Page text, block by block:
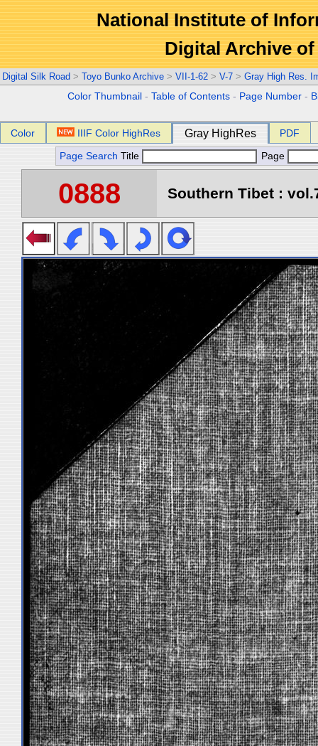
National Institute of
Digital Archive
Digital Silk Road > Toyo Bunko Archive > VII-1-62 > V-7 > Gray High Res.
Color Thumbnail -Table of Contents - Page Number -
Color IIIF Color HighRes Gray HighRes PDF
Page Search Title Page
0888 Southern Tibet :